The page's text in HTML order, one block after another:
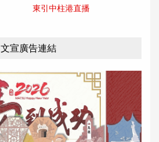
東引中柱港直播
文宣廣告連結